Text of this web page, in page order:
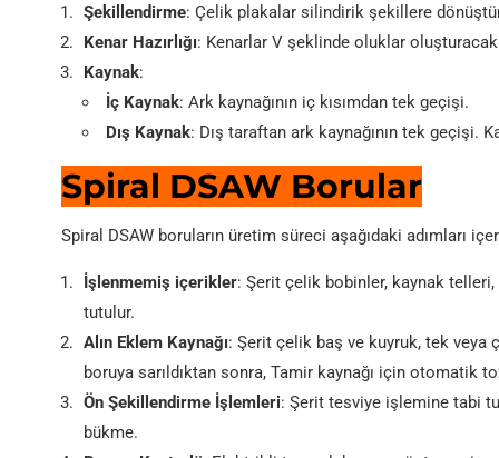
Şekillendirme: Çelik plakalar silindirik şekillere
Kenar Hazırlığı: Kenarlar V şeklinde oluklar
Kaynak:
İç Kaynak: Ark kaynağının iç kısımdan tek geçişi.
Dış Kaynak: Dış taraftan ark kaynağının tek geçişi.
Spiral DSAW Borular
Spiral DSAW boruların üretim süreci aşağıdaki adımları
İşlenmemiş içerikler: Şerit çelik bobinler, kaynak
tutulur.
Alın Eklem Kaynağı: Şerit çelik baş ve kuyruk, tek veya
boruya sarıldıktan sonra, Tamir kaynağı için otomatik
Ön Şekillendirme İşlemleri: Şerit tesviye işlemine tabi
bükme.